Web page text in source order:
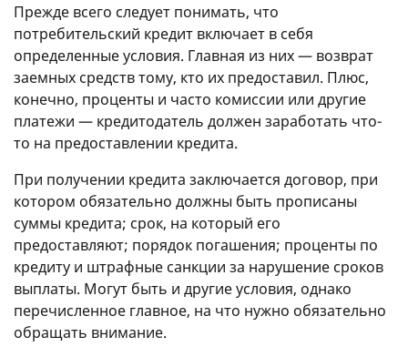
Прежде всего следует понимать, что
потребительский кредит включает в себя
определенные условия. Главная из них — возврат
заемных средств тому, кто их предоставил. Плюс,
конечно, проценты и часто комиссии или другие
платежи — кредитодатель должен заработать что-
то на предоставлении кредита.
При получении кредита заключается договор, при
котором обязательно должны быть прописаны
суммы кредита; срок, на который его
предоставляют; порядок погашения; проценты по
кредиту и штрафные санкции за нарушение сроков
выплаты. Могут быть и другие условия, однако
перечисленное главное, на что нужно обязательно
обращать внимание.